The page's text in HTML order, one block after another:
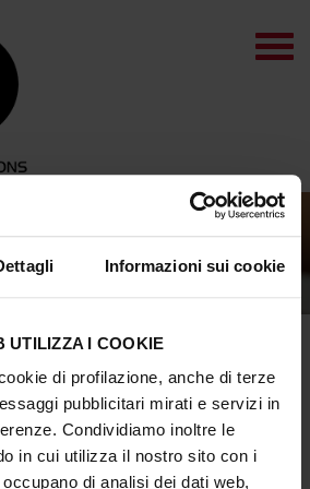
Informazioni sui cookie
UTILIZZA I COOKIE
di profilazione, anche di terze
pubblicitari mirati e servizi in
Condividiamo inoltre le
in cui utilizza il nostro sito con i
di analisi dei dati web,
vendita
di vendita
le condizioni generali di Vendita di